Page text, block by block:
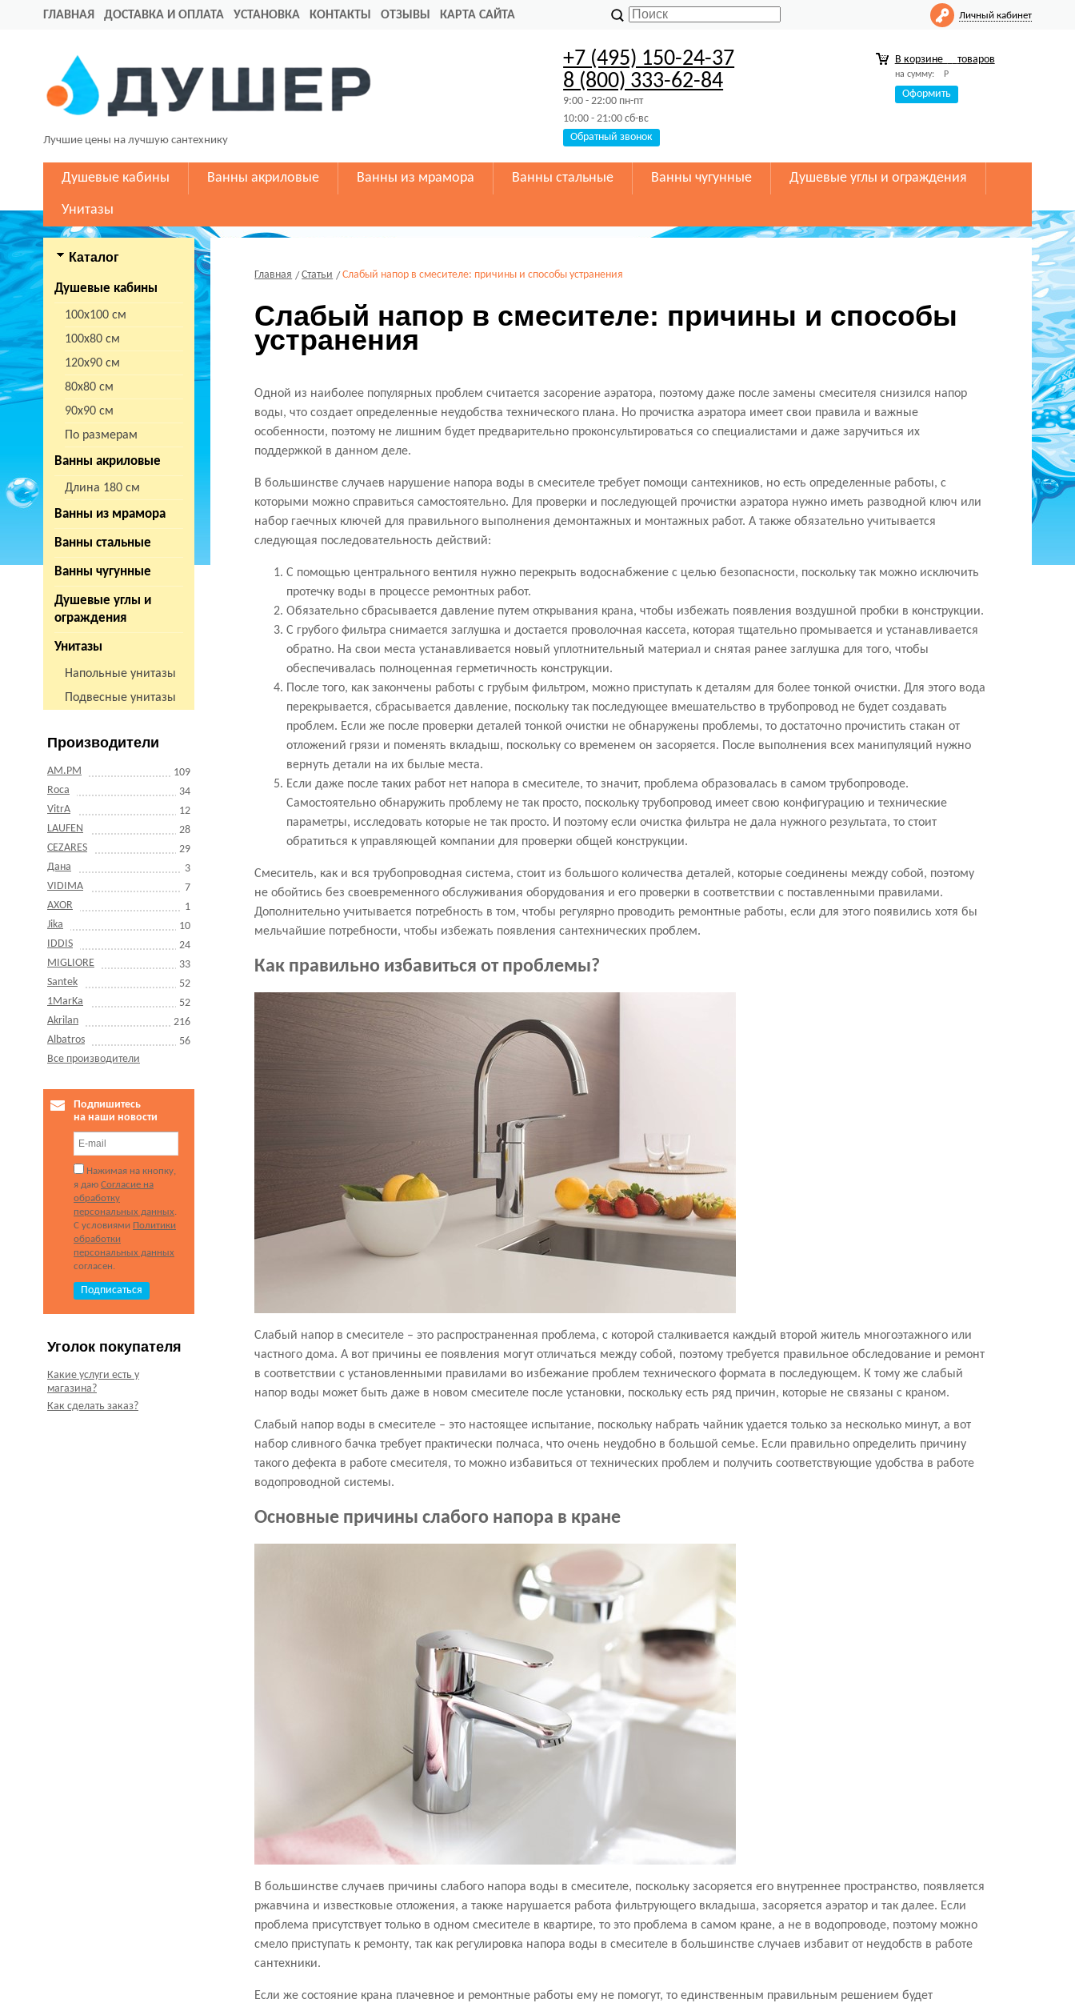
ГЛАВНАЯ ДОСТАВКА И ОПЛАТА УСТАНОВКА КОНТАКТЫ ОТЗЫВЫ КАРТА САЙТА Личный кабинет
Лучшие цены на лучшую сантехнику
+7 (495) 150-24-37
8 (800) 333-62-84
9:00 - 22:00 пн-пт
10:00 - 21:00 сб-вс
Обратный звонок
В корзине товаров
на сумму: Р
Оформить
Душевые кабины Ванны акриловые Ванны из мрамора Ванны стальные Ванны чугунные Душевые углы и ограждения
Унитазы
Каталог
Душевые кабины
100х100 см
100х80 см
120х90 см
80х80 см
90х90 см
По размерам
Ванны акриловые
Длина 180 см
Ванны из мрамора
Ванны стальные
Ванны чугунные
Душевые углы и
ограждения
Унитазы
Напольные унитазы
Подвесные унитазы
Производители
AM.PM
109
Roca
34
VitrA
12
LAUFEN
28
CEZARES
29
Дана
3
VIDIMA
7
AXOR
1
Jika
10
IDDIS
24
MIGLIORE
33
Santek
52
1MarKa
52
Akrilan
216
Albatros
56
Все производители
Подпишитесь
на наши новости
Нажимая на кнопку,
я даю Согласие на
обработку
персональных данных.
С условиями Политики
обработки
персональных данных
согласен.
Уголок покупателя
Какие услуги есть у
магазина?
Как сделать заказ?
Главная Статьи Слабый напор в смесителе: причины и способы устранения
Слабый напор в смесителе: причины и способы
устранения
Одной из наиболее популярных проблем считается засорение аэратора, поэтому даже после замены смесителя снизился напор
воды, что создает определенные неудобства технического плана. Но прочистка аэратора имеет свои правила и важные
особенности, поэтому не лишним будет предварительно проконсультироваться со специалистами и даже заручиться их
поддержкой в данном деле.
В большинстве случаев нарушение напора воды в смесителе требует помощи сантехников, но есть определенные работы, с
которыми можно справиться самостоятельно. Для проверки и последующей прочистки аэратора нужно иметь разводной ключ или
набор гаечных ключей для правильного выполнения демонтажных и монтажных работ. А также обязательно учитывается
следующая последовательность действий:
С помощью центрального вентиля нужно перекрыть водоснабжение с целью безопасности, поскольку так можно исключить
протечку воды в процессе ремонтных работ.
Обязательно сбрасывается давление путем открывания крана, чтобы избежать появления воздушной пробки в конструкции.
С грубого фильтра снимается заглушка и достается проволочная кассета, которая тщательно промывается и устанавливается
обратно. На свои места устанавливается новый уплотнительный материал и снятая ранее заглушка для того, чтобы
обеспечивалась полноценная герметичность конструкции.
После того, как закончены работы с грубым фильтром, можно приступать к деталям для более тонкой очистки. Для этого вода
перекрывается, сбрасывается давление, поскольку так последующее вмешательство в трубопровод не будет создавать
проблем. Если же после проверки деталей тонкой очистки не обнаружены проблемы, то достаточно прочистить стакан от
отложений грязи и поменять вкладыш, поскольку со временем он засоряется. После выполнения всех манипуляций нужно
вернуть детали на их былые места.
Если даже после таких работ нет напора в смесителе, то значит, проблема образовалась в самом трубопроводе.
Самостоятельно обнаружить проблему не так просто, поскольку трубопровод имеет свою конфигурацию и технические
параметры, исследовать которые не так просто. И поэтому если очистка фильтра не дала нужного результата, то стоит
обратиться к управляющей компании для проверки общей конструкции.
Смеситель, как и вся трубопроводная система, стоит из большого количества деталей, которые соединены между собой, поэтому
не обойтись без своевременного обслуживания оборудования и его проверки в соответствии с поставленными правилами.
Дополнительно учитывается потребность в том, чтобы регулярно проводить ремонтные работы, если для этого появились хотя бы
мельчайшие потребности, чтобы избежать появления сантехнических проблем.
Как правильно избавиться от проблемы?
Слабый напор в смесителе – это распространенная проблема, с которой сталкивается каждый второй житель многоэтажного или
частного дома. А вот причины ее появления могут отличаться между собой, поэтому требуется правильное обследование и ремонт
в соответствии с установленными правилами во избежание проблем технического формата в последующем. К тому же слабый
напор воды может быть даже в новом смесителе после установки, поскольку есть ряд причин, которые не связаны с краном.
Слабый напор воды в смесителе – это настоящее испытание, поскольку набрать чайник удается только за несколько минут, а вот
набор сливного бачка требует практически полчаса, что очень неудобно в большой семье. Если правильно определить причину
такого дефекта в работе смесителя, то можно избавиться от технических проблем и получить соответствующие удобства в работе
водопроводной системы.
Основные причины слабого напора в кране
В большинстве случаев причины слабого напора воды в смесителе, поскольку засоряется его внутреннее пространство, появляется
ржавчина и известковые отложения, а также нарушается работа фильтрующего вкладыша, засоряется аэратор и так далее. Если
проблема присутствует только в одном смесителе в квартире, то это проблема в самом кране, а не в водопроводе, поэтому можно
смело приступать к ремонту, так как регулировка напора воды в смесителе в большинстве случаев избавит от неудобств в работе
сантехники.
Если же состояние крана плачевное и ремонтные работы ему не помогут, то единственным правильным решением будет